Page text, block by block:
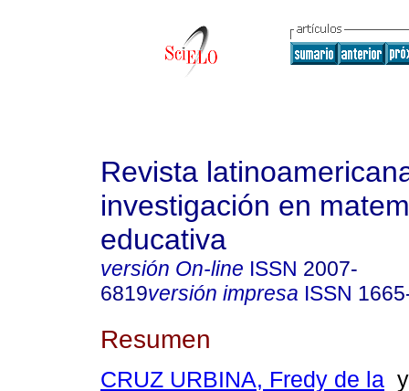
Revista
investigación en
educativa
versión On-line ISSN 2007-
6819versión impresa ISSN
Resumen
CRUZ URBINA, Fredy de la